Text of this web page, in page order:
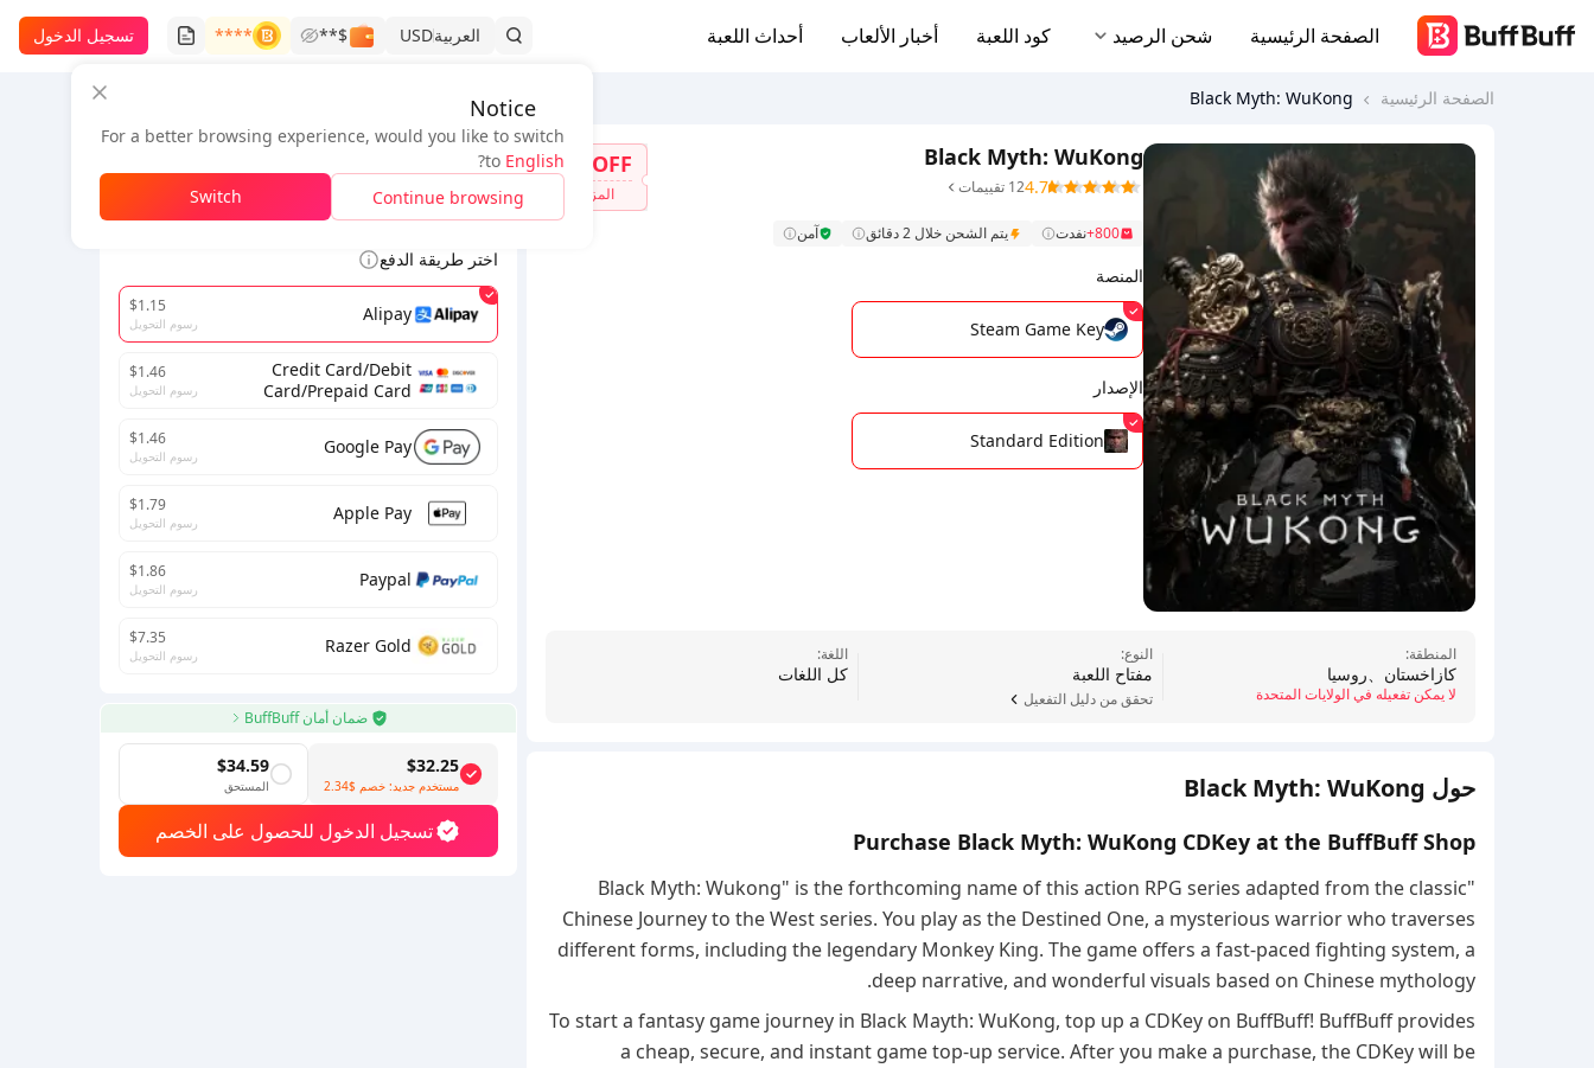
الصفحة الرئيسية شحن الرصيد كود اللعبة أخبار الألعاب أحداث اللعبة العربيةUSD
$**
**** تسجيل الدخول
الصفحة الرئيسية Black Myth: WuKong
معلومات الطلب
اختر طريقة الدفع
Alipay
$1.15
رسوم التحويل
Credit Card/Debit
Card/Prepaid Card
$1.46
رسوم التحويل
Google Pay
$1.46
رسوم التحويل
Apple Pay
$1.79
رسوم التحويل
Paypal
$1.86
رسوم التحويل
Razer Gold
$7.35
رسوم التحويل
ضمان أمان BuffBuff
$32.25
مستخدم جديد: خصم $2.34
$34.59
المستحق
تسجيل الدخول للحصول على الخصم
Black Myth: WuKong
4.712 تقييمات
7%OFF
المزيد
800+ نفدت يتم الشحن خلال 2 دقائق آمن
المنصة
Steam Game Key
الإصدار
Standard Edition
المنطقة:
كازاخستان、روسيا
لا يمكن تفعيله في الولايات المتحدة
النوع:
مفتاح اللعبة
تحقق من دليل التفعيل
اللغة:
كل اللغات
حول Black Myth: WuKong
Purchase Black Myth: WuKong CDKey at the BuffBuff Shop
"Black Myth: Wukong" is the forthcoming name of this action RPG series adapted from the classic
Chinese Journey to the West series. You play as the Destined One, a mysterious warrior who traverses
different forms, including the legendary Monkey King. The game offers a fast-paced fighting system, a
deep narrative, and wonderful visuals based on Chinese mythology.
To start a fantasy game journey in Black Mayth: WuKong, top up a CDKey on BuffBuff! BuffBuff provides
a cheap, secure, and instant game top-up service. After you make a purchase, the CDKey will be
Notice
For a better browsing experience, would you like to switch
to English
?
Continue browsing
Switch